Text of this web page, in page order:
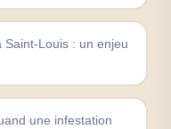
Louis : un enjeu
une infestation